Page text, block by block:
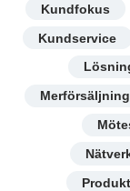
Kundfokus
Kundservice
Merförsäljning